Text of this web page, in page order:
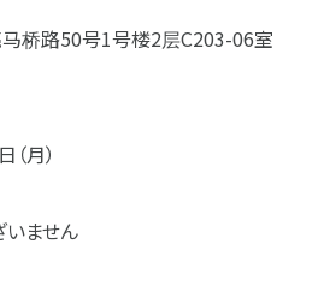
桥路50号1号楼2层C203-06室
月）
ません